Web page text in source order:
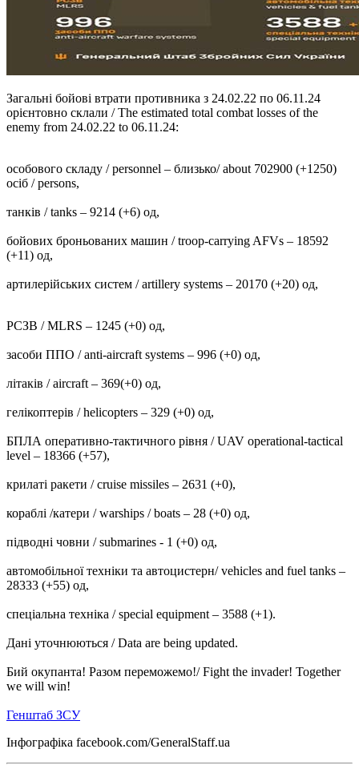
Загальні бойові втрати противника з 24.02.22 по 06.11.24
орієнтовно склали / The estimated total combat losses of the
enemy from 24.02.22 to 06.11.24:
особового складу / personnel ‒ близько/ about 702900 (+1250)
осіб / persons,
танків / tanks ‒ 9214 (+6) од,
бойових броньованих машин / troop-carrying AFVs ‒ 18592
(+11) од,
артилерійських систем / artillery systems – 20170 (+20) од,
РСЗВ / MLRS – 1245 (+0) од,
засоби ППО / anti-aircraft systems ‒ 996 (+0) од,
літаків / aircraft – 369(+0) од,
гелікоптерів / helicopters – 329 (+0) од,
БПЛА оперативно-тактичного рівня / UAV operational-tactical
level – 18366 (+57),
крилаті ракети / cruise missiles ‒ 2631 (+0),
кораблі /катери / warships / boats ‒ 28 (+0) од,
підводні човни / submarines - 1 (+0) од,
автомобільної техніки та автоцистерн/ vehicles and fuel tanks –
28333 (+55) од,
спеціальна техніка / special equipment ‒ 3588 (+1).
Дані уточнюються / Data are being updated.
Бий окупанта! Разом переможемо!/ Fight the invader! Together
we will win!
Генштаб ЗСУ
Інфографіка facebook.com/GeneralStaff.ua